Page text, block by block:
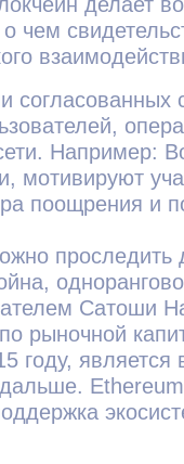
чем
Например:
мотивируют
поощрения и
Сатоши
рыночной
году,